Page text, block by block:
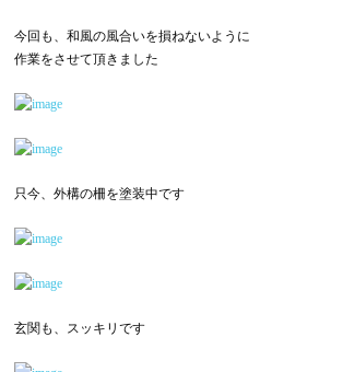
今回も、和風の風合いを損ねないように
作業をさせて頂きました
只今、外構の柵を塗装中です
玄関も、スッキリです